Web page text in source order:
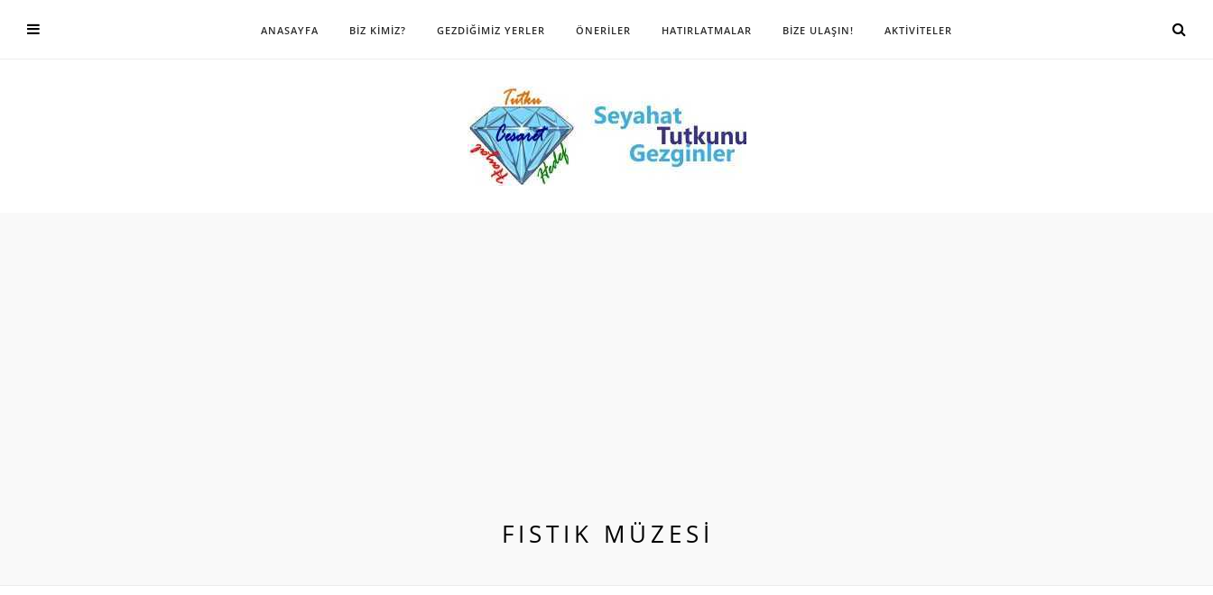
ANASAYFA BİZ KİMİZ? GEZDIĞIMIZ YERLER ÖNERILER HATIRLATMALAR BIZE ULAŞIN! AKTİVİTELER
FISTIK MÜZESI